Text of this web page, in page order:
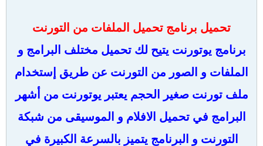
تحميل برنامج تحميل الملفات من التورنت
برنامج يوتورنت يتيح لك تحميل مختلف البرامج و
الملفات و الصور من التورنت عن طريق إستخدام
ملف تورنت صغير الحجم يعتبر يوتورنت من أشهر
البرامج في تحميل الافلام و الموسيقى من شبكة
التورنت و البرنامج يتميز بالسرعة الكبيرة في